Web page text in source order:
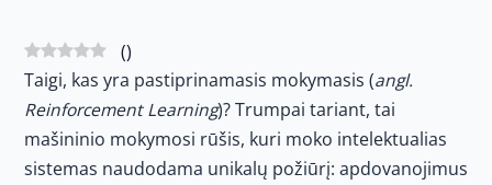
()
Taigi, kas yra pastiprinamasis mokymasis (angl.
Reinforcement Learning)? Trumpai tariant, tai
mašininio mokymosi rūšis, kuri moko intelektualias
sistemas naudodama unikalų požiūrį: apdovanojimus